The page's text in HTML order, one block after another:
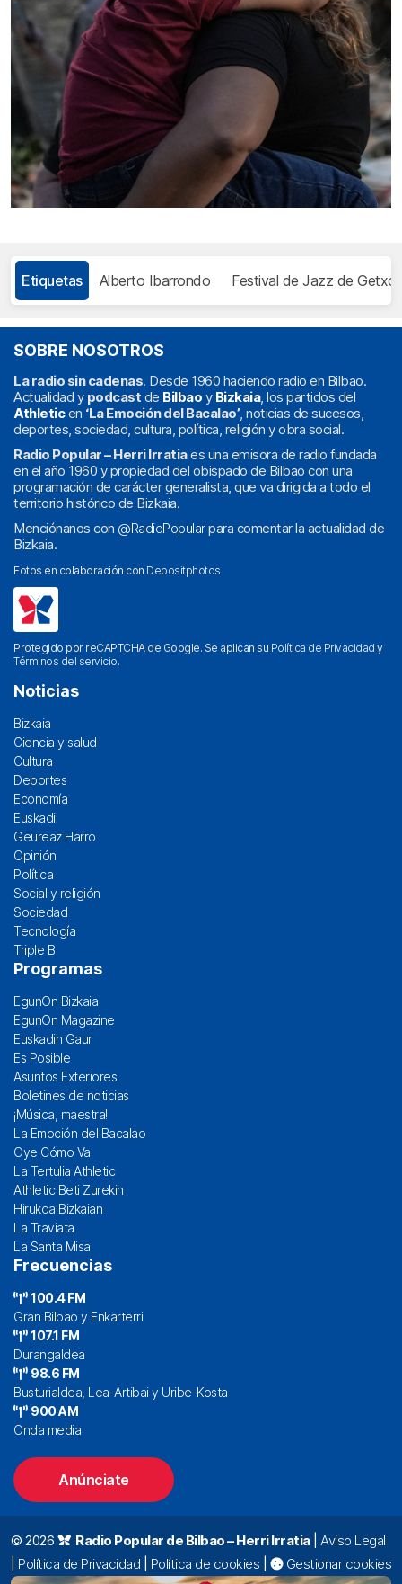
Etiquetas Alberto Ibarrondo Festival de Jazz de Getxo
SOBRE NOSOTROS
La radio sin cadenas. Desde 1960 haciendo radio en Bilbao.
Actualidad y podcast de Bilbao y Bizkaia, los partidos del
Athleticen ‘La Emoción del Bacalao’, noticias de sucesos,
deportes, sociedad, cultura, política, religión y obra social.
Radio Popular – Herri Irratiaes una emisora de radio fundada
en el año 1960 y propiedad del obispado de Bilbao con una
programación de carácter generalista, que va dirigida a todo el
territorio histórico de Bizkaia.
Menciónanos con @RadioPopularpara comentar la actualidad de
Bizkaia.
Fotos en colaboración con Depositphotos
Protegido por reCAPTCHA de Google. Se aplican su Política de Privacidad y
Términos del servicio.
Noticias
Bizkaia
Ciencia y salud
Cultura
Deportes
Economía
Euskadi
Geureaz Harro
Opinión
Política
Social y religión
Sociedad
Tecnología
Triple B
Programas
EgunOn Bizkaia
EgunOn Magazine
Euskadin Gaur
Es Posible
Asuntos Exteriores
Boletines de noticias
¡Música, maestra!
La Emoción del Bacalao
Oye Cómo Va
La Tertulia Athletic
Athletic Beti Zurekin
Hirukoa Bizkaian
La Traviata
La Santa Misa
Frecuencias
100.4 FM
Gran Bilbao y Enkarterri
107.1 FM
Durangaldea
98.6 FM
Busturialdea, Lea-Artibai y Uribe-Kosta
900 AM
Onda media
Anúnciate
© 2026 Radio Popular de Bilbao – Herri Irratia| Aviso Legal
Política de Privacidad Política de cookies
Gestionar cookies